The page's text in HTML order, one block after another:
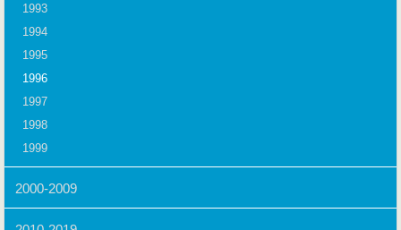
1993
1994
1995
1996
1997
1998
1999
2000-2009